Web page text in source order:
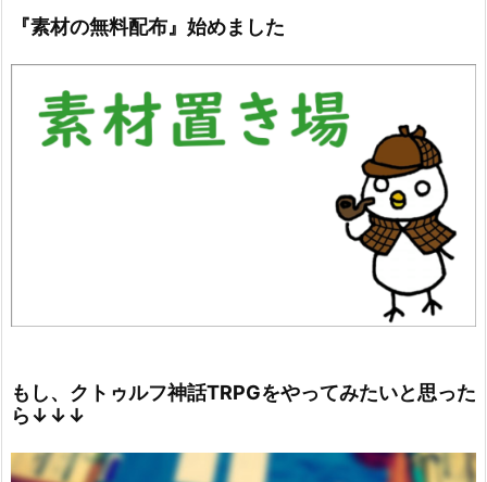
『素材の無料配布』始めました
もし、クトゥルフ神話TRPGをやってみたいと思った
ら↓↓↓